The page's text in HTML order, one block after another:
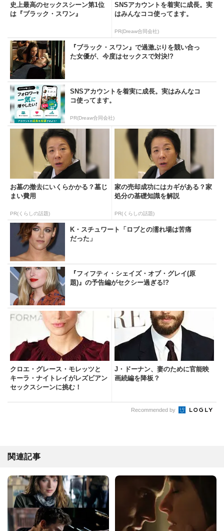
史上最高のセックスシーン第1位
は『ブラック・スワン』
SNSアカウントを着実に成長。実
はみんなココ使ってます。
PR(Dreaw合同会社)
『ブラック・スワン』で過激ぶりを競い合っ
た女優が、今度はセックスで対決!?
SNSアカウントを着実に成長。実はみんなコ
コ使ってます。
PR(Dreaw合同会社)
お墓の撤去にいくらかかる？墓じ
まい費用
PR(くらしの話題)
家の売却成功にはカギがある？家
処分の基礎知識を解説
PR(くらしの話題)
K・スチュワート「ロブとの濡れ場は苦痛
だった」
『フィフティ・シェイズ・オブ・グレイ(原
題)』の予告編がセクシー過ぎる!?
クロエ・グレース・モレッツと
キーラ・ナイトレイがレズビアン
セックスシーンに挑む！
J・ドーナン、妻のために官能映
画続編を降板？
Recommended by
関連記事